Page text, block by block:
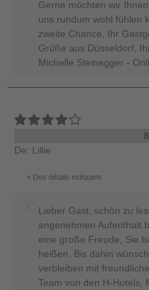
Gerne möchten wir
uns rundum wohl fühlen
zweite Chance, Ihr
Grüße aus Düsseldorf,
Michelle Steinegger -
De: Lillie
Des détails indiquent
Lieber Gast, schön zu
angenehmen Aufenthalt
eine große Freude, Sie
heißen. Bis dahin
verbleiben mit
Team von den H-Hotels,